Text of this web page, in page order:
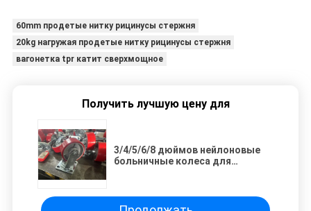
60mm продетые нитку рицинусы стержня
20kg нагружая продетые нитку рицинусы стержня
вагонетка tpr катит сверхмощное
Получить лучшую цену для
3/4/5/6/8 дюймов нейлоновые
больничные колеса для